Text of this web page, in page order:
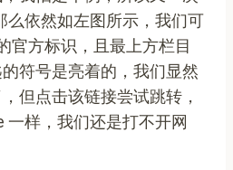
么依然如左图所示，我们可
官方标识，且最上方栏目
符号是亮着的，我们显然
但点击该链接尝试跳转，
一样，我们还是打不开网